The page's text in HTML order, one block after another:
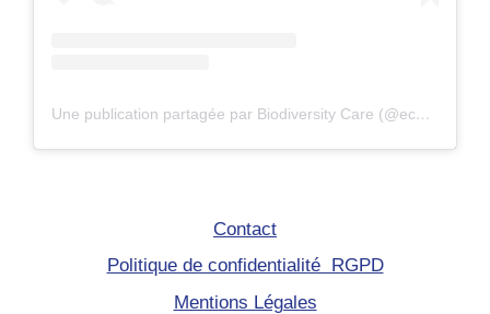
Une publication partagée par Biodiversity Care (@eco.volontaire)
Contact
Politique de confidentialité RGPD
Mentions Légales